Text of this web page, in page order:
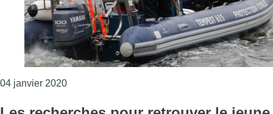
04 janvier 2020Consulter l'article "Vilvorde : les recherches